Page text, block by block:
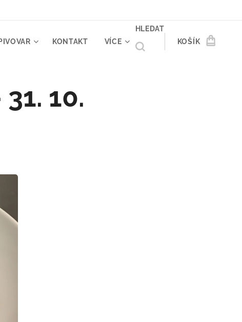
PIVOVAR KONTAKT VÍCE
HLEDAT
KOŠÍK
10.